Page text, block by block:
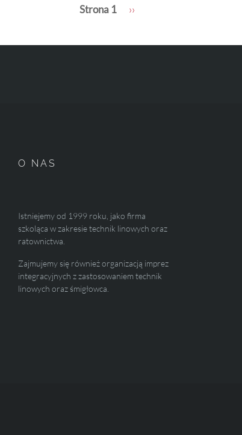
Stronicowanie
Strona 1
Następna
››
O NAS
Istniejemy od 1999 roku, jako firma
szkoląca w zakresie technik linowych oraz
ratownictwa.
Zajmujemy się również organizacją imprez
integracyjnych z zastosowaniem technik
linowych oraz śmigłowca.